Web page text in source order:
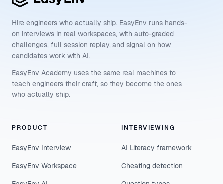
Hire engineers who actually ship. EasyEnv runs hands-
on interviews in real workspaces, with auto-graded
challenges, full session replay, and signal on how
candidates work with AI.
EasyEnv Academy uses the same real machines to
teach engineers their craft, so they become the ones
who actually ship.
PRODUCT
EasyEnv Interview
EasyEnv Workspace
INTERVIEWING
AI Literacy framework
Cheating detection